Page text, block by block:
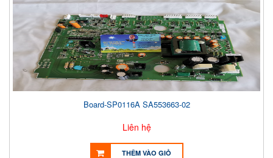
Board-SP0116A SA553663-02
Liên hệ
THÊM VÀO GIỎ